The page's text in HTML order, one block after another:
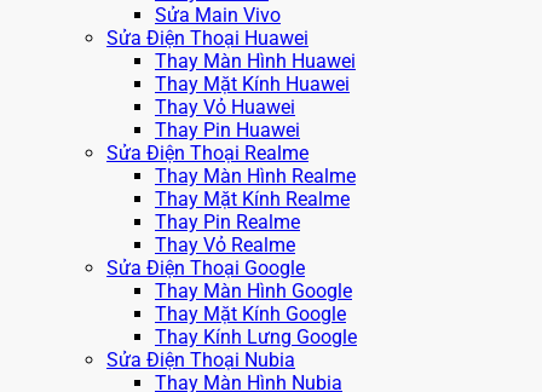
Sửa Main Vivo
Sửa Điện Thoại Huawei
Thay Màn Hình Huawei
Thay Mặt Kính Huawei
Thay Vỏ Huawei
Thay Pin Huawei
Sửa Điện Thoại Realme
Thay Màn Hình Realme
Thay Mặt Kính Realme
Thay Pin Realme
Thay Vỏ Realme
Sửa Điện Thoại Google
Thay Màn Hình Google
Thay Mặt Kính Google
Thay Kính Lưng Google
Sửa Điện Thoại Nubia
Thay Màn Hình Nubia